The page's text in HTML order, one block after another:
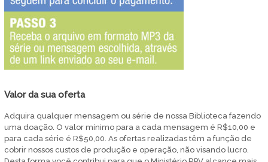
Valor da sua oferta
Adquira qualquer mensagem ou série de nossa Biblioteca fazendo
uma doação. O valor mínimo para a cada mensagem é R$10,00 e
para cada série é R$50,00. As ofertas realizadas têm a função de
cobrir nossos custos de produção e operação, não visando lucro.